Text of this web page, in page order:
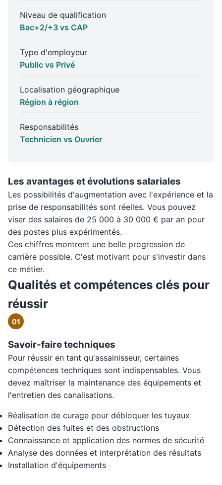
Niveau de qualification
Bac+2/+3 vs CAP
Type d'employeur
Public vs Privé
Localisation géographique
Région à région
Responsabilités
Technicien vs Ouvrier
Les avantages et évolutions salariales
Les possibilités d'augmentation avec l'expérience et la
prise de responsabilités sont réelles. Vous pouvez
viser des salaires de 25 000 à 30 000 € par an pour
des postes plus expérimentés.
Ces chiffres montrent une belle progression de
carrière possible. C'est motivant pour s'investir dans
ce métier.
Qualités et compétences clés pour
réussir
01
Savoir-faire techniques
Pour réussir en tant qu'assainisseur, certaines
compétences techniques sont indispensables. Vous
devez maîtriser la maintenance des équipements et
l'entretien des canalisations.
Réalisation de curage pour débloquer les tuyaux
Détection des fuites et des obstructions
Connaissance et application des normes de sécurité
Analyse des données et interprétation des résultats
Installation d'équipements